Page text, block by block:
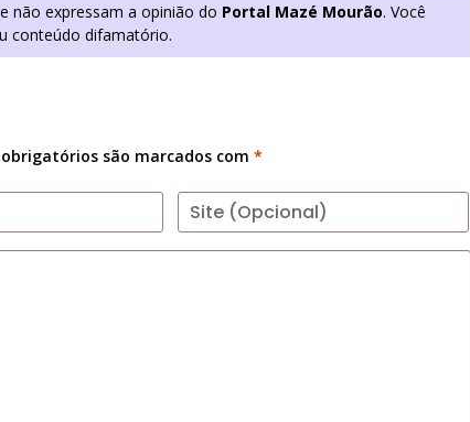
não expressam a opinião do Portal Mazé Mourão. Você
conteúdo difamatório.
são marcados com *